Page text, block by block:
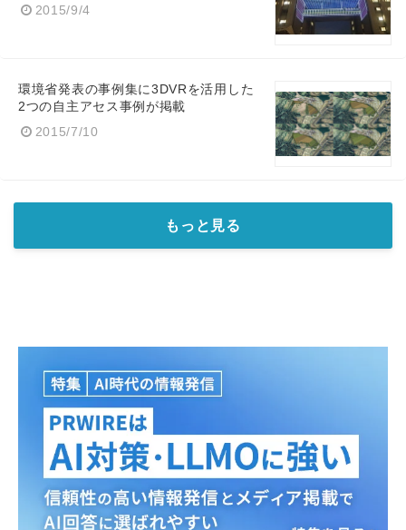
2015/9/4
環境省発表の事例集に3DVRを活用した
2つの自主アセス事例が掲載
2015/7/10
もっと見る